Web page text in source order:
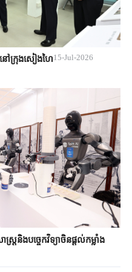
នៅក្រុងសៀងហៃ15-Jul-2026
រនិង​បច្ចេកវិទ្យាចិន​ផ្តល់​កម្លាំង